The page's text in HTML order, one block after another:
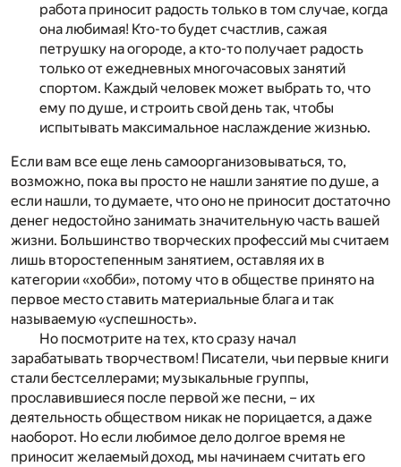
работа приносит радость только в том случае, когда
она любимая! Кто-то будет счастлив, сажая
петрушку на огороде, а кто-то получает радость
только от ежедневных многочасовых занятий
спортом. Каждый человек может выбрать то, что
ему по душе, и строить свой день так, чтобы
испытывать максимальное наслаждение жизнью.
Если вам все еще лень самоорганизовываться, то,
возможно, пока вы просто не нашли занятие по душе, а
если нашли, то думаете, что оно не приносит достаточно
денег недостойно занимать значительную часть вашей
жизни. Большинство творческих профессий мы считаем
лишь второстепенным занятием, оставляя их в
категории «хобби», потому что в обществе принято на
первое место ставить материальные блага и так
называемую «успешность».
Но посмотрите на тех, кто сразу начал
зарабатывать творчеством! Писатели, чьи первые книги
стали бестселлерами; музыкальные группы,
прославившиеся после первой же песни, – их
деятельность обществом никак не порицается, а даже
наоборот. Но если любимое дело долгое время не
приносит желаемый доход, мы начинаем считать его